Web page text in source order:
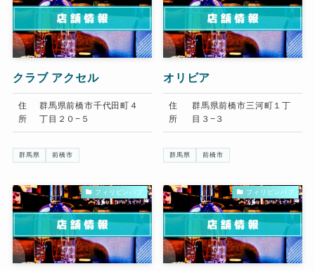
クラブ アクセル
住
所
群馬県前橋市千代田町４
丁目２０−５
群馬県 前橋市
オリビア
住
所
群馬県前橋市三河町１丁
目３−３
群馬県 前橋市
フィリピンパブ フィリピンパブ